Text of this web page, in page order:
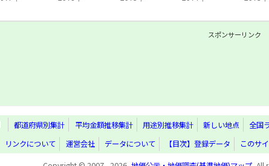
スポンサーリンク
都道府県別集計 平均金額推移集計 用途別推移集計 新しい地点 全国
リンクについて
運営会社 データについて 【目次】登録データ このサ